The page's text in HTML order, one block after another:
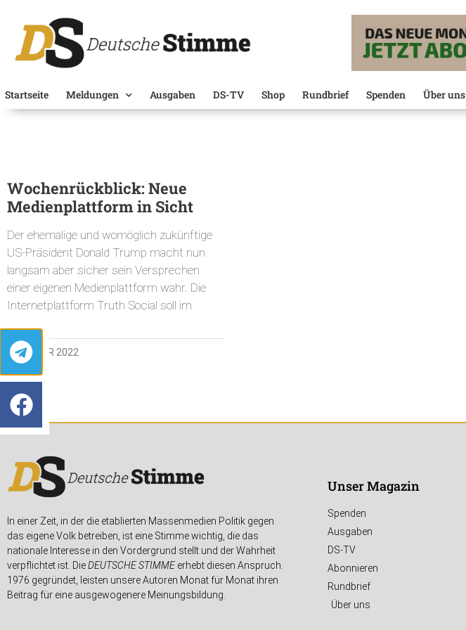
Startseite Meldungen Ausgaben DS-TV Shop Rundbrief Spenden Über uns
Wochenrückblick: Neue
Medienplattform in Sicht
Der ehemalige und womöglich zukünftige
US-Präsident Donald Trump macht nun
langsam aber sicher sein Versprechen
einer eigenen Medienplattform wahr. Die
Internetplattform Truth Social soll im
8. JANUAR 2022
In einer Zeit, in der die etablierten Massenmedien Politik gegen
das eigene Volk betreiben, ist eine Stimme wichtig, die das
nationale Interesse in den Vordergrund stellt und der Wahrheit
verpflichtet ist. DieDEUTSCHE STIMMEerhebt diesen Anspruch.
1976 gegründet, leisten unsere Autoren Monat für Monat ihren
Beitrag für eine ausgewogenere Meinungsbildung.
Unser Magazin
Spenden
Ausgaben
DS-TV
Abonnieren
Rundbrief
Über uns